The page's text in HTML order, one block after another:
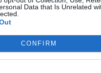
Data that Is Unrelated
CONFIRM
från
olika recept för alla
och fotat så att du